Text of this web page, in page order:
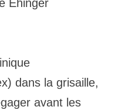
Ehinger
dans la grisaille,
avant les